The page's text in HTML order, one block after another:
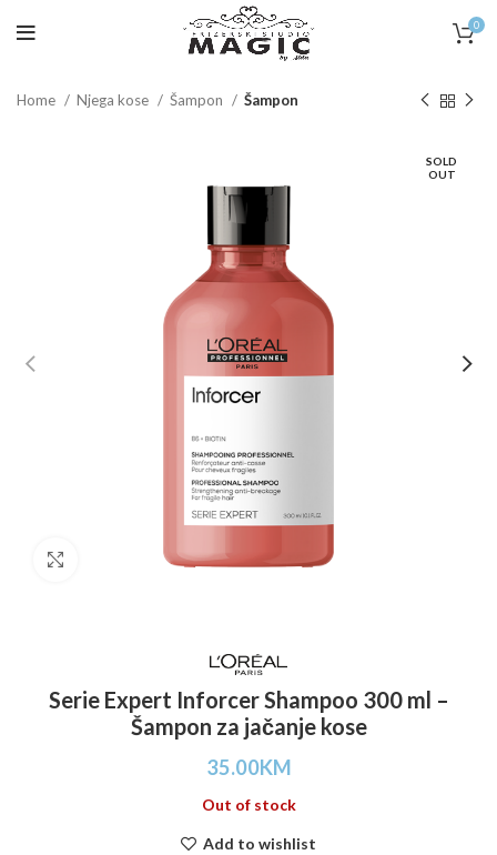
0
Home Njega kose Šampon Šampon
SOLD
OUT
Click to enlarge
Serie Expert Inforcer Shampoo 300 ml –
Šampon za jačanje kose
35.00KM
Out of stock
Add to wishlist